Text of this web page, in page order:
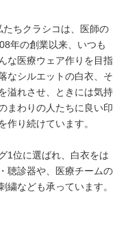
たちクラシコは、医師の
年の創業以来、いつも
な医療ウェア作りを目指
なシルエットの白衣、そ
溢れさせ、ときには気持
まわりの人たちに良い印
作り続けています。
1位に選ばれ、白衣をは
聴診器や、医療チームの
繍なども承っています。